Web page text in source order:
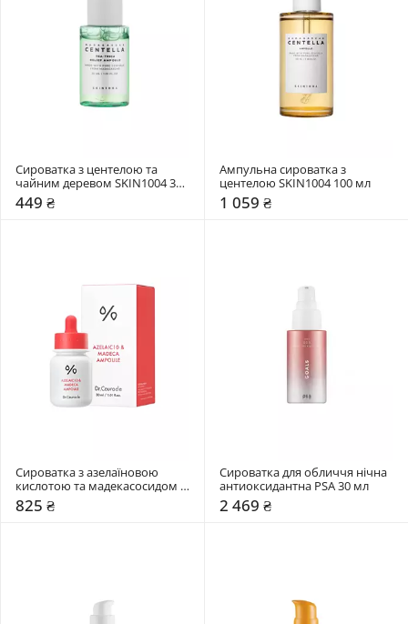
Сироватка з центелою та
чайним деревом SKIN1004 30
мл
449 ₴
Ампульна сироватка з
центелою SKIN1004 100 мл
1 059 ₴
Сироватка з азелаїновою
кислотою та мадекасосидом
Dr. Ceuracle 30 мл
825 ₴
Сироватка для обличчя нічна
антиоксидантна PSA 30 мл
2 469 ₴